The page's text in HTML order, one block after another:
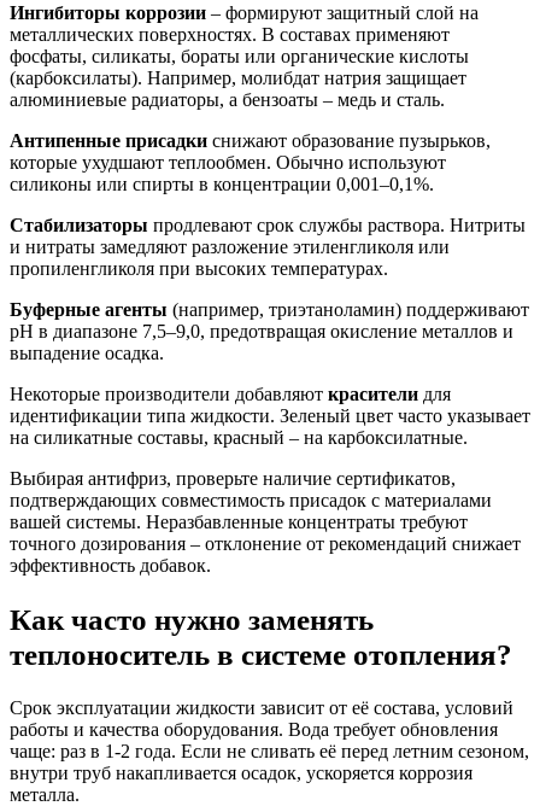
Ингибиторы коррозии – формируют защитный слой на
металлических поверхностях. В составах применяют
фосфаты, силикаты, бораты или органические кислоты
(карбоксилаты). Например, молибдат натрия защищает
алюминиевые радиаторы, а бензоаты – медь и сталь.
Антипенные присадки снижают образование пузырьков,
которые ухудшают теплообмен. Обычно используют
силиконы или спирты в концентрации 0,001–0,1%.
Стабилизаторы продлевают срок службы раствора. Нитриты
и нитраты замедляют разложение этиленгликоля или
пропиленгликоля при высоких температурах.
Буферные агенты (например, триэтаноламин) поддерживают
pH в диапазоне 7,5–9,0, предотвращая окисление металлов и
выпадение осадка.
Некоторые производители добавляют красители для
идентификации типа жидкости. Зеленый цвет часто указывает
на силикатные составы, красный – на карбоксилатные.
Выбирая антифриз, проверьте наличие сертификатов,
подтверждающих совместимость присадок с материалами
вашей системы. Неразбавленные концентраты требуют
точного дозирования – отклонение от рекомендаций снижает
эффективность добавок.
Как часто нужно заменять
теплоноситель в системе отопления?
Срок эксплуатации жидкости зависит от её состава, условий
работы и качества оборудования. Вода требует обновления
чаще: раз в 1-2 года. Если не сливать её перед летним сезоном,
внутри труб накапливается осадок, ускоряется коррозия
металла.